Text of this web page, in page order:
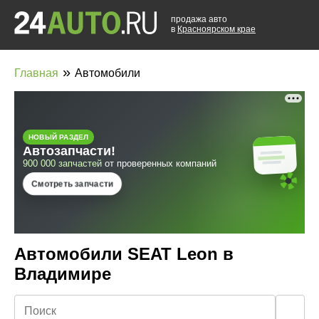
продажа авто
в Красноярском крае
Главная » Автомобили
Автомобили SEAT Leon в
Владимире